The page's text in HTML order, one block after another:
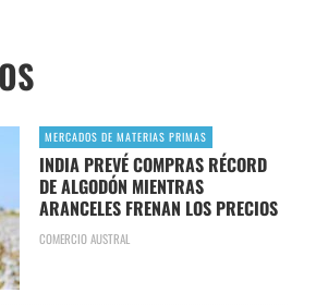
MERCADOS DE MATERIAS PRIMAS
INDIA PREVÉ COMPRAS RÉCORD
DE ALGODÓN MIENTRAS
ARANCELES FRENAN LOS PRECIOS
COMERCIO AUSTRAL